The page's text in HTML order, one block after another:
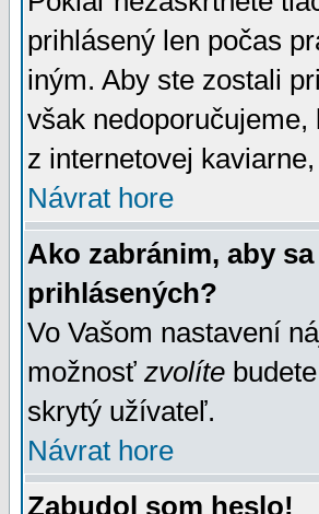
prihlásený len počas
iným. Aby ste zostali
však
z internetovej
Návrat hore
Ako zabránim, aby
prihlásených?
Vo Vašom nastavení
možnosť zvolíte
skrytý užívateľ.
Návrat hore
Zabudol som heslo!